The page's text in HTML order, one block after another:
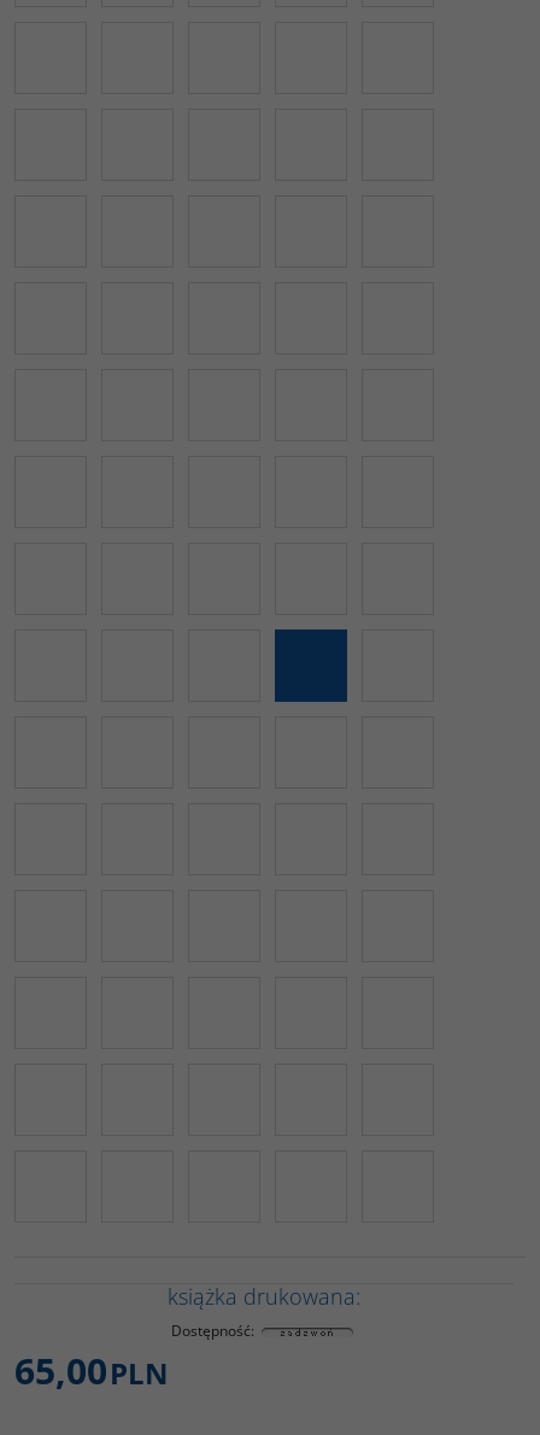
książka drukowana:
Dostępność:
65,00PLN